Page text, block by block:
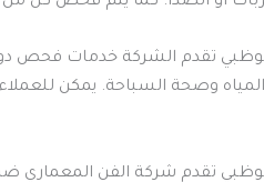
تقدم الشركة خدمات فحص
وصحة السباحة. يمكن
تقدم شركة الفن المعماري